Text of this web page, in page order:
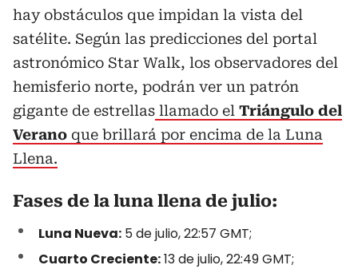
hay obstáculos que impidan la vista del
satélite. Según las predicciones del portal
astronómico Star Walk, los observadores del
hemisferio norte, podrán ver un patrón
gigante de estrellas llamado el Triángulo del
Verano que brillará por encima de la Luna
Llena.
Fases de la luna llena de julio:
Luna Nueva: 5 de julio, 22:57 GMT;
Cuarto Creciente:13 de julio, 22:49 GMT;